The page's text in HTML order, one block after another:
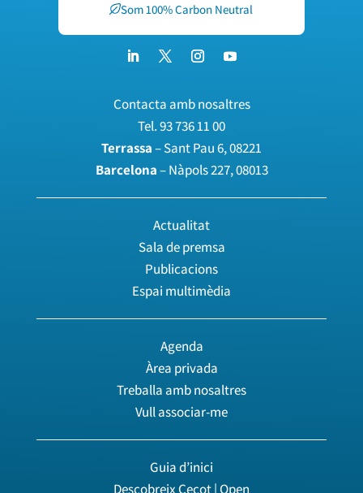
Som 100% Carbon Neutral
Contacta amb nosaltres
Tel.93 736 11 00
Terrassa– Sant Pau 6, 08221
Barcelona– Nàpols 227, 08013
Actualitat
Sala de premsa
Publicacions
Espai multimèdia
Agenda
Àrea privada
Treballa amb nosaltres
Vull associar-me
Guia d’inici
Descobreix Cecot | Open